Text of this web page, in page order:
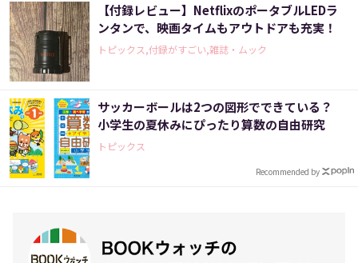
【付録レビュー】NetflixのポータブルLEDラ
ンタンで、映画タイムもアウトドアも充実！
トピックス,付録がすごい,雑誌・ムック
サッカーボールは2つの図形でできている？
小学生の夏休みにぴったり算数の自由研究
トピックス
Recommended by